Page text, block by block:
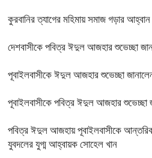
কুরবানির ত্যাগের মহিমায় সমাজ গড়ার আহ্বান
দেশবাসীকে পবিত্র ঈদুল আজহার শুভেচ্ছা
পূবাইলবাসীকে ঈদুল আজহার শুভেচ্ছা
পূবাইলবাসীকে পবিত্র ঈদুল আজহার
পবিত্র ঈদুল আজহায় পূবাইলবাসীকে আন্তরিক
যুবদলের যুগ্ম আহ্বায়ক সোহেল খান